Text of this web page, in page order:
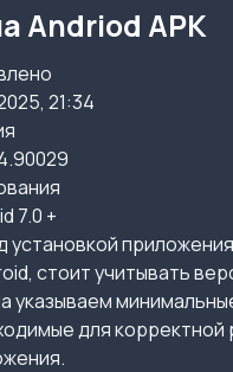
Andriod APK
21:34
7.0 +
установкой
стоит учитывать
указываем
для корректной